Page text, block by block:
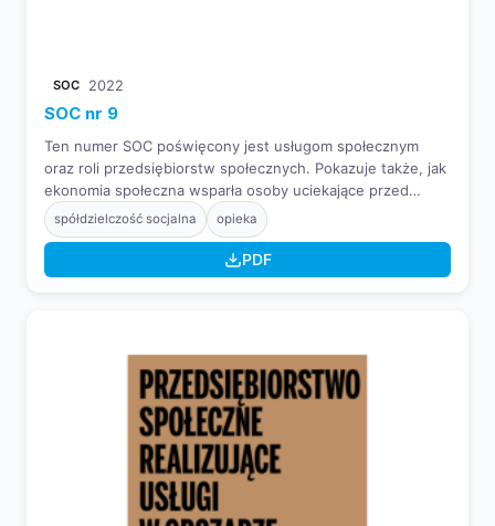
SOC 2022
SOC nr 9
Ten numer SOC poświęcony jest usługom społecznym
oraz roli przedsiębiorstw społecznych. Pokazuje także, jak
ekonomia społeczna wsparła osoby uciekające przed
wojną w Ukrainie, udowadniając swoje znaczenie w
niesieniu pomocy.
spółdzielczość socjalna opieka
PDF